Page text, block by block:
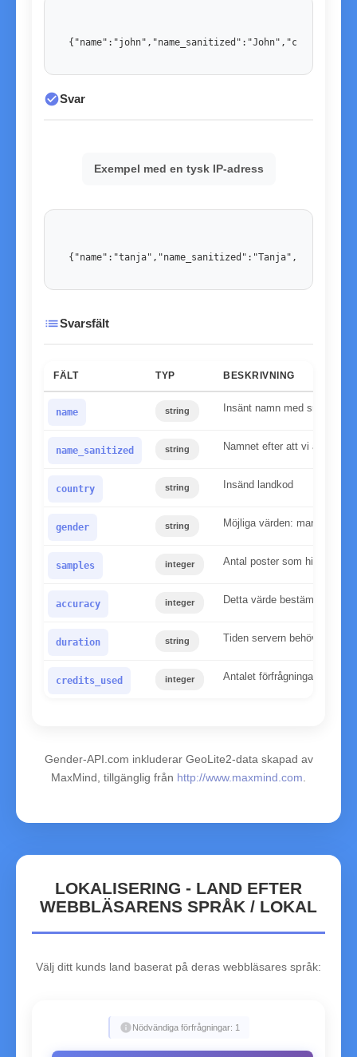
check_circleSvar
Exempel med en tysk IP-adress
listSvarsfält
FÄLT TYP BESKRIVNING
name string Insänt namn med små
name_sanitized string Namnet efter att vi
country string Insänd landkod
gender string Möjliga värden: man,
samples integer Antal poster som hittats i
accuracy integer Detta värde bestämmer
duration string Tiden servern behövde för
credits_used integer Antalet förfrågningar som
Gender-API.com inkluderar GeoLite2-data skapad av
MaxMind, tillgänglig från http://www.maxmind.com
LOKALISERING - LAND EFTER
WEBBLÄSARENS SPRÅK / LOKAL
Välj ditt kunds land baserat på deras webbläsares språk:
infoNödvändiga förfrågningar: 1